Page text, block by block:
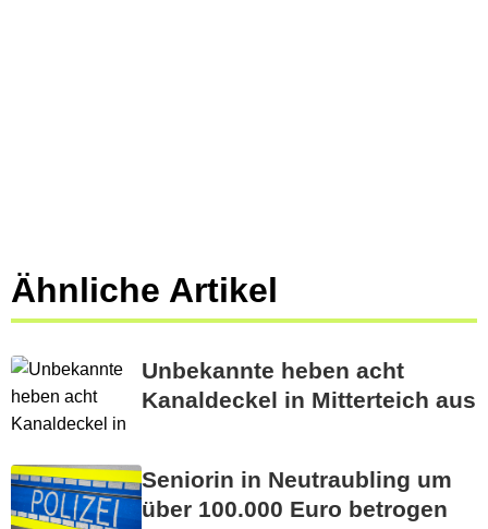
Ähnliche Artikel
Unbekannte heben acht
Kanaldeckel in Mitterteich aus
Seniorin in Neutraubling um
über 100.000 Euro betrogen